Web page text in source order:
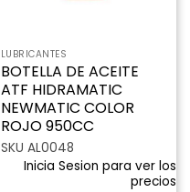
LUBRICANTES
BOTELLA DE ACEITE
ATF HIDRAMATIC
NEWMATIC COLOR
ROJO 950CC
SKU AL0048
Inicia Sesion para ver los
precios